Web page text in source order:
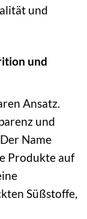
und
und
Ansatz.
und
Name
Produkte auf
Süßstoffe,